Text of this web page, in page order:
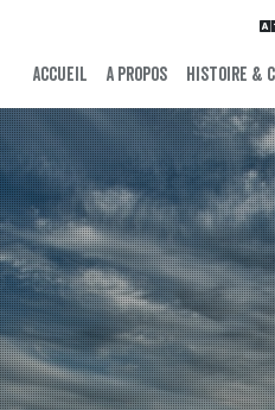
ACCUEIL A PROPOS Histoire &